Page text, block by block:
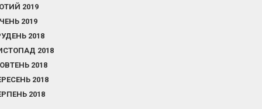
2019
2019
2018
2018
2018
2018
2018